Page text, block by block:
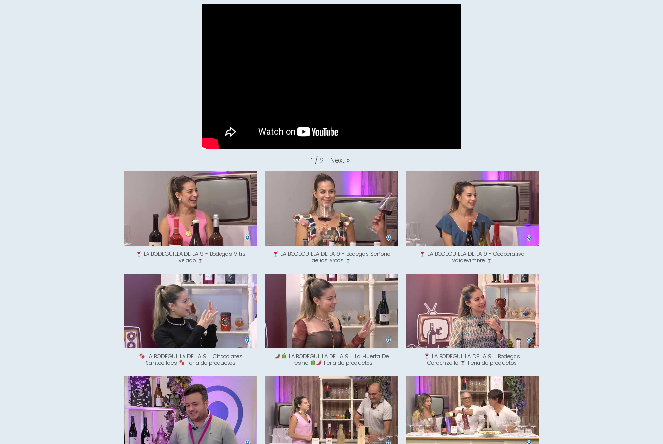
1 / 2 Next »
LA BODEGUILLA DE LA 9 - Bodegas Vitis
Velado
LA BODEGUILLA DE LA 9 - Bodegas Señorio
de los Arcos
LA BODEGUILLA DE LA 9 - Cooperativa
Valdevimbre
LA BODEGUILLA DE LA 9 - Chocolates
Santocildes
Feria de productos
LA BODEGUILLA DE LA 9 - La Huerta De
Fresno
Feria de productos
LA BODEGUILLA DE LA 9 - Bodegas
Gordonzello
Feria de productos